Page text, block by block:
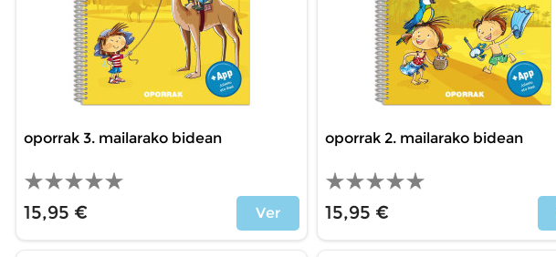
oporrak 3. mailarako bidean
15,95 € Ver
oporrak 2. mailarako bidean
15,95 €